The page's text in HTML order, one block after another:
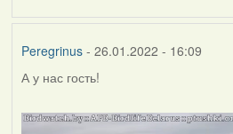
Peregrinus- 26.01.2022 - 16:09
А у нас гость!